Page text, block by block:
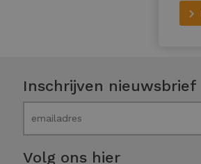
Inschrijven nieuwsbrief
Volg ons hier